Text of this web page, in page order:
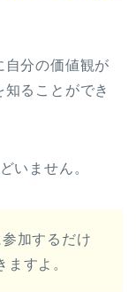
自分の価値観が
ることができ
いません。
加するだけ
すよ。